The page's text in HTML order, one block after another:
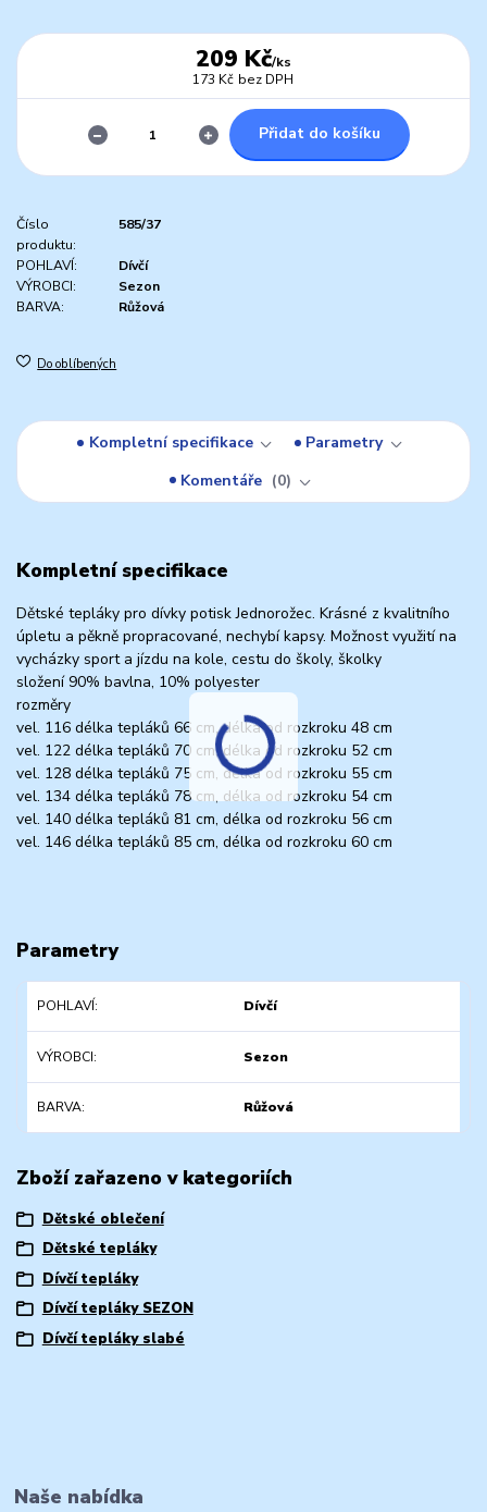
209 Kč/ks
173 Kč bez DPH
Přidat do košíku
Číslo
produktu:
585/37
POHLAVÍ:
Dívčí
VÝROBCI:
Sezon
BARVA:
Růžová
Do oblíbených
Kompletní specifikace
Parametry
Komentáře
0
Kompletní specifikace
Dětské tepláky pro dívky potisk Jednorožec. Krásné z kvalitního
úpletu a pěkně propracované, nechybí kapsy. Možnost využití na
vycházky sport a jízdu na kole, cestu do školy, školky
složení 90% bavlna, 10% polyester
rozměry
vel. 116 délka tepláků 66 cm, délka od rozkroku 48 cm
vel. 122 délka tepláků 70 cm, délka od rozkroku 52 cm
vel. 128 délka tepláků 75 cm, délka od rozkroku 55 cm
vel. 134 délka tepláků 78 cm, délka od rozkroku 54 cm
vel. 140 délka tepláků 81 cm, délka od rozkroku 56 cm
vel. 146 délka tepláků 85 cm, délka od rozkroku 60 cm
Parametry
POHLAVÍ Dívčí
VÝROBCI Sezon
BARVA Růžová
Zboží zařazeno v kategoriích
Dětské oblečení
Dětské tepláky
Dívčí tepláky
Dívčí tepláky SEZON
Dívčí tepláky slabé
Naše nabídka